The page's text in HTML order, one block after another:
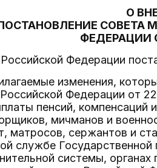
О
СОВЕТА
ФЕДЕРАЦИИ
Федерации
изменения,
Федерации от
пенсий,
мичманов и
матросов, сержантов и
службе
системы,